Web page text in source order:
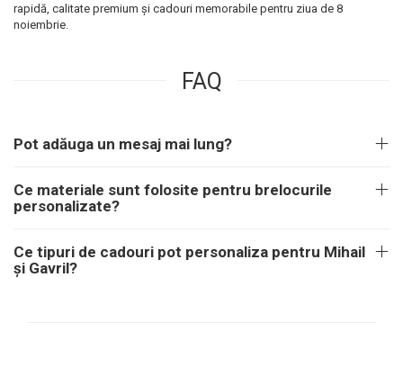
rapidă, calitate premium și cadouri memorabile pentru ziua de 8
noiembrie.
FAQ
Pot adăuga un mesaj mai lung?
Ce materiale sunt folosite pentru brelocurile
personalizate?
Ce tipuri de cadouri pot personaliza pentru Mihail
și Gavril?